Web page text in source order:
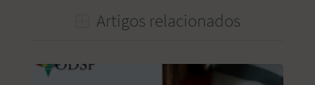
Artigos relacionados